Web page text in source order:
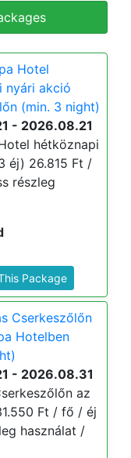
Hotel
nyári akció
(min. 3 night)
- 2026.08.21
hétköznapi
éj) 26.815 Ft /
részleg
Package
Cserkeszőlőn
Hotelben
- 2026.08.31
az
Ft / fő / éj
használat /